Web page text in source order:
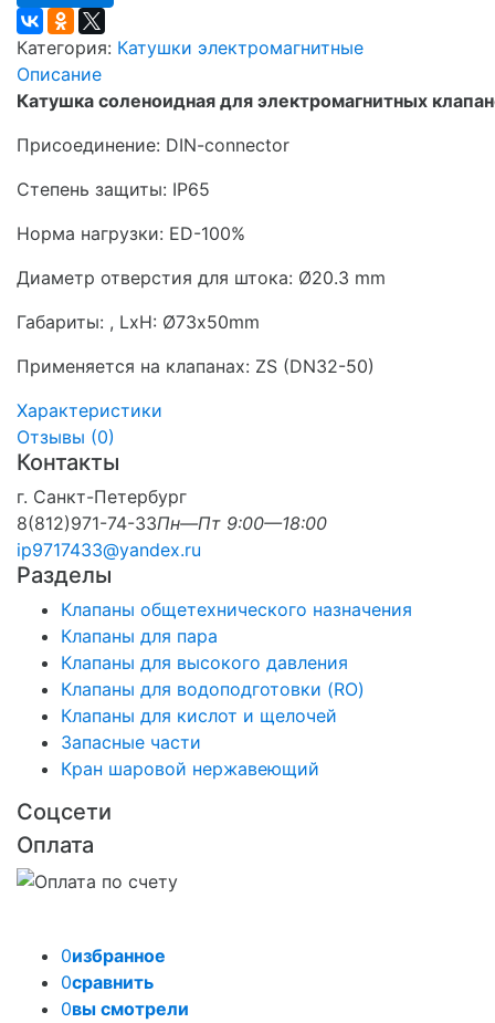
Категория: Катушки электромагнитные
Описание
Катушка соленоидная для электромагнитных
Присоединение: DIN-connector
Степень защиты: IP65
Норма нагрузки: ED-100%
Диаметр отверстия для штока: Ø20.3 mm
Габариты: , LxH: Ø73х50mm
Применяется на клапанах: ZS (DN32-50)
Характеристики
Отзывы (0)
Контакты
г. Санкт-Петербург
8(812)971-74-33Пн—Пт 9:00—18:00
ip9717433@yandex.ru
Разделы
Клапаны общетехнического назначения
Клапаны для пара
Клапаны для высокого давления
Клапаны для водоподготовки (RO)
Клапаны для кислот и щелочей
Запасные части
Кран шаровой нержавеющий
Соцсети
Оплата
0избранное
0сравнить
0вы смотрели